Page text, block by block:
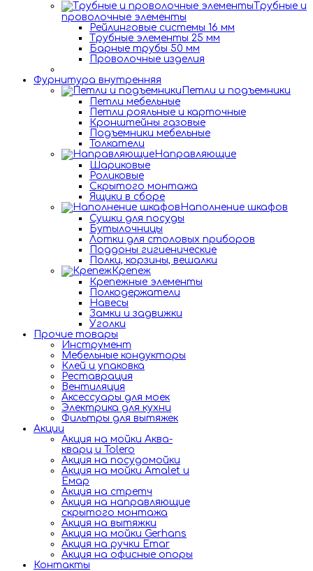
Трубные и
проволочные элементы
Рейлинговые системы 16 мм
Трубные элементы 25 мм
Барные трубы 50 мм
Проволочные изделия
Фурнитура внутренняя
Петли и подъемники
Петли мебельные
Петли рояльные и карточные
Кронштейны газовые
Подъемники мебельные
Толкатели
Направляющие
Шариковые
Роликовые
Скрытого монтажа
Ящики в сборе
Наполнение шкафов
Сушки для посуды
Бутылочницы
Лотки для столовых приборов
Поддоны гигиенические
Полки, корзины, вешалки
Крепеж
Крепежные элементы
Полкодержатели
Навесы
Замки и задвижки
Уголки
Прочие товары
Инструмент
Мебельные кондукторы
Клей и упаковка
Реставрация
Вентиляция
Аксессуары для моек
Электрика для кухни
Фильтры для вытяжек
Акции
Акция на мойки Аква-
кварц и Tolero
Акция на посудомойки
Акция на мойки Amalet и
Емар
Акция на стретч
Акция на направляющие
скрытого монтажа
Акция на вытяжки
Акция на мойки Gerhans
Акция на ручки Emar
Акция на офисные опоры
Контакты